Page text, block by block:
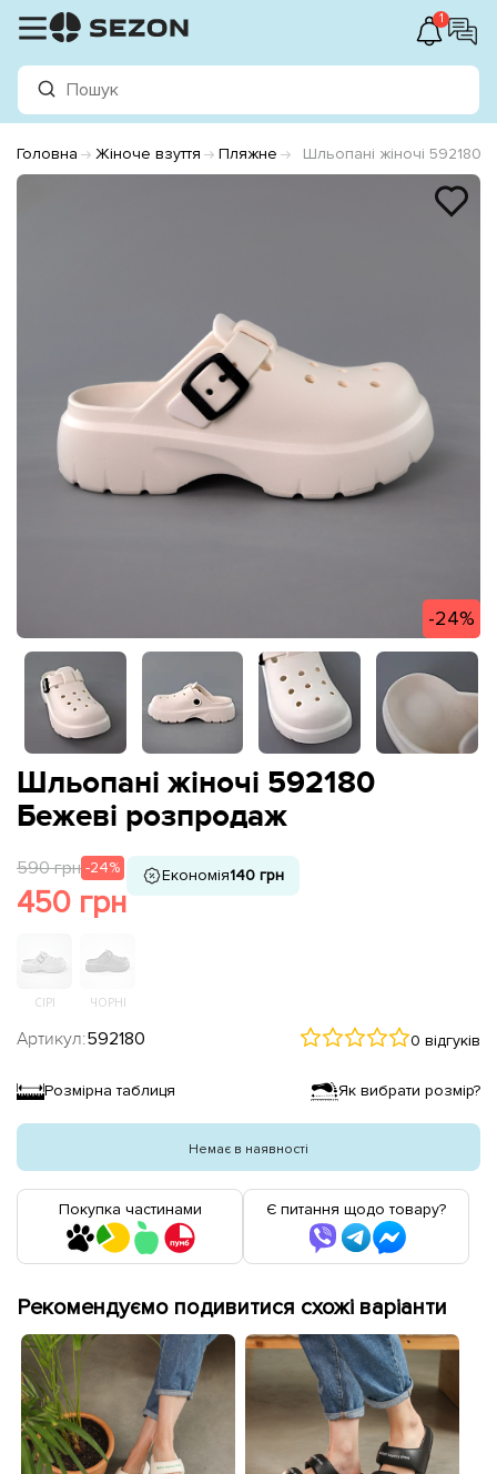
1
Головна Жіноче взуття Пляжне Шльопані жіночі 592180
-24%
Шльопані жіночі 592180
Бежеві розпродаж
590 грн -24%
450 грн
Економія140 грн
СІРІ ЧОРНІ
Артикул:592180 0 відгуків
Розмірна таблиця Як вибрати розмір?
Немає в наявності
Покупка частинами Є питання щодо товару?
Рекомендуємо подивитися схожі варіанти